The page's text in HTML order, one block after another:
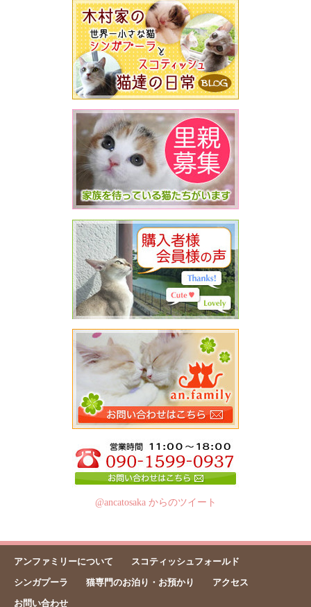
@ancatosaka からのツイート
アンファミリーについて
スコティッシュフォールド
シンガプーラ
猫専門のお泊り・お預かり
アクセス
お問い合わせ